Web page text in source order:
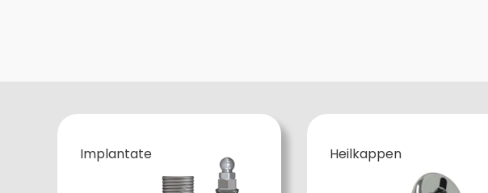
Implantate Heilkappen